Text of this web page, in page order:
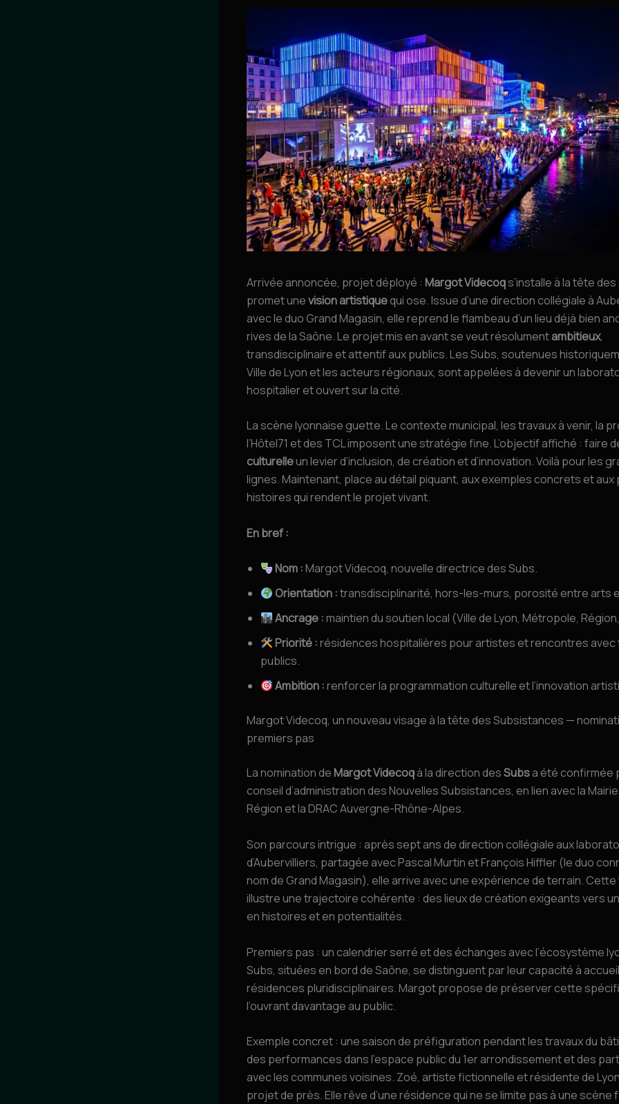
Arrivée annoncée, projet déployé : Margot Videcoqs’installe à la tête des
promet unevision artistiquequi ose. Issue d’une direction collégiale à
avec le duo Grand Magasin, elle reprend le flambeau d’un lieu déjà bien
rives de la Saône. Le projet mis en avant se veut résolumentambitieux,
transdisciplinaire et attentif aux publics. Les Subs, soutenues
Ville de Lyon et les acteurs régionaux, sont appelées à devenir un
hospitalier et ouvert sur la cité.
La scène lyonnaise guette. Le contexte municipal, les travaux à venir, la
l’Hôtel71 et des TCL imposent une stratégie fine. L’objectif affiché : faire
culturelleun levier d’inclusion, de création et d’innovation. Voilà pour les
lignes. Maintenant, place au détail piquant, aux exemples concrets et
histoires qui rendent le projet vivant.
En bref :
Nom :Margot Videcoq, nouvelle directrice des Subs.
Orientation :transdisciplinarité, hors-les-murs, porosité entre arts
Ancrage :maintien du soutien local (Ville de Lyon, Métropole,
Priorité :résidences hospitalières pour artistes et rencontres avec
publics.
Ambition :renforcer la programmation culturelle et l’innovation
Margot Videcoq, un nouveau visage à la tête des Subsistances —
premiers pas
La nomination deMargot Videcoqà la direction desSubsa été confirmée
conseil d’administration des Nouvelles Subsistances, en lien avec la
Région et la DRAC Auvergne-Rhône-Alpes.
Son parcours intrigue : après sept ans de direction collégiale aux
d’Aubervilliers, partagée avec Pascal Murtin et François Hiffler (le duo
nom de Grand Magasin), elle arrive avec une expérience de terrain.
illustre une trajectoire cohérente : des lieux de création exigeants vers
en histoires et en potentialités.
Premiers pas : un calendrier serré et des échanges avec l’écosystème
Subs, situées en bord de Saône, se distinguent par leur capacité à
résidences pluridisciplinaires. Margot propose de préserver cette
l’ouvrant davantage au public.
Exemple concret : une saison de préfiguration pendant les travaux du
des performances dans l’espace public du 1er arrondissement et des
avec les communes voisines. Zoé, artiste fictionnelle et résidente de
projet de près. Elle rêve d’une résidence qui ne se limite pas à une scène